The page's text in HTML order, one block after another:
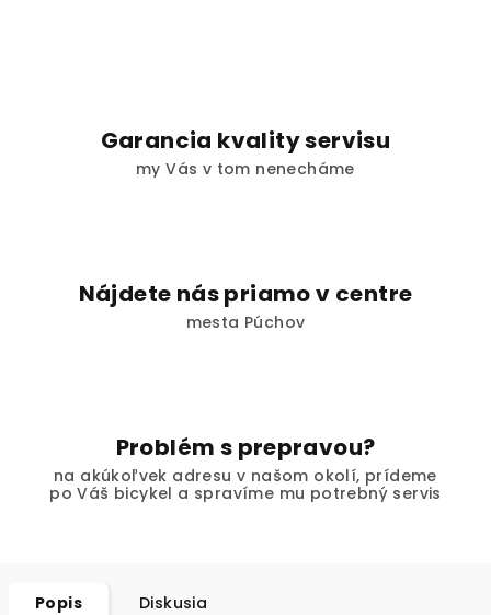
Garancia kvality servisu
my Vás v tom nenecháme
Nájdete nás priamo v centre
mesta Púchov
Problém s prepravou?
na akúkoľvek adresu v našom okolí, prídeme
po Váš bicykel a spravíme mu potrebný servis
Popis Diskusia